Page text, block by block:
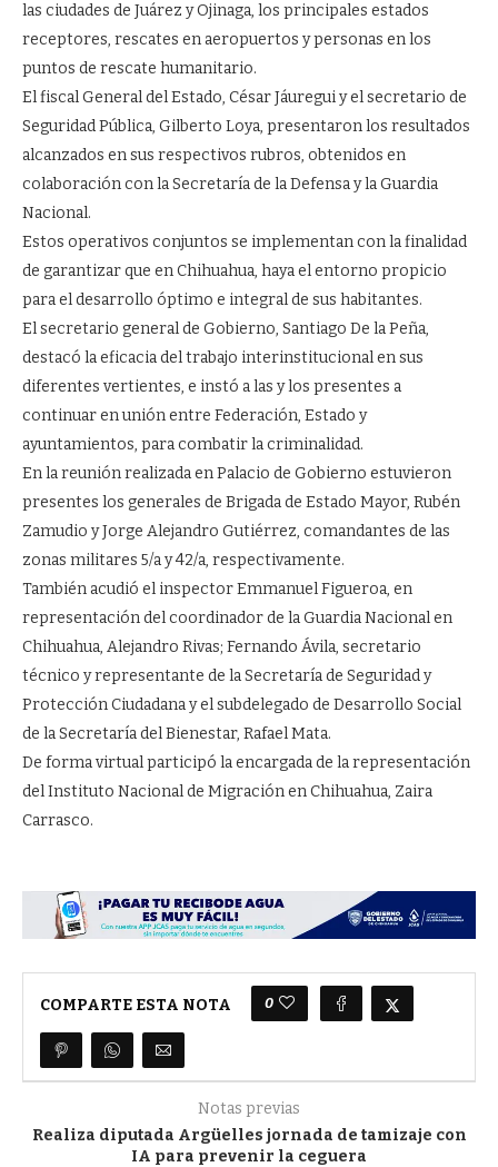
las ciudades de Juárez y Ojinaga, los principales estados
receptores, rescates en aeropuertos y personas en los
puntos de rescate humanitario.
El fiscal General del Estado, César Jáuregui y el secretario de
Seguridad Pública, Gilberto Loya, presentaron los resultados
alcanzados en sus respectivos rubros, obtenidos en
colaboración con la Secretaría de la Defensa y la Guardia
Nacional.
Estos operativos conjuntos se implementan con la finalidad
de garantizar que en Chihuahua, haya el entorno propicio
para el desarrollo óptimo e integral de sus habitantes.
El secretario general de Gobierno, Santiago De la Peña,
destacó la eficacia del trabajo interinstitucional en sus
diferentes vertientes, e instó a las y los presentes a
continuar en unión entre Federación, Estado y
ayuntamientos, para combatir la criminalidad.
En la reunión realizada en Palacio de Gobierno estuvieron
presentes los generales de Brigada de Estado Mayor, Rubén
Zamudio y Jorge Alejandro Gutiérrez, comandantes de las
zonas militares 5/a y 42/a, respectivamente.
También acudió el inspector Emmanuel Figueroa, en
representación del coordinador de la Guardia Nacional en
Chihuahua, Alejandro Rivas; Fernando Ávila, secretario
técnico y representante de la Secretaría de Seguridad y
Protección Ciudadana y el subdelegado de Desarrollo Social
de la Secretaría del Bienestar, Rafael Mata.
De forma virtual participó la encargada de la representación
del Instituto Nacional de Migración en Chihuahua, Zaira
Carrasco.
COMPARTE ESTA NOTA 0
Notas previas
Realiza diputada Argüelles jornada de tamizaje con
IA para prevenir la ceguera